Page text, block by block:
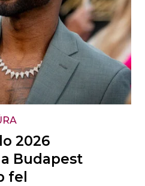
2026
Budapest
fel